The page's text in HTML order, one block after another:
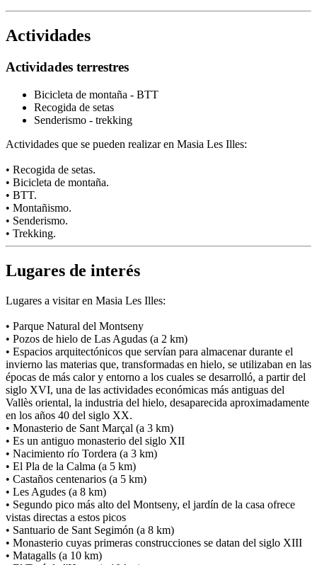
Actividades
Actividades terrestres
Bicicleta de montaña - BTT
Recogida de setas
Senderismo - trekking
Actividades que se pueden realizar en Masia Les Illes:
• Recogida de setas.
• Bicicleta de montaña.
• BTT.
• Montañismo.
• Senderismo.
• Trekking.
Lugares de interés
Lugares a visitar en Masia Les Illes:
• Parque Natural del Montseny
• Pozos de hielo de Las Agudas (a 2 km)
• Espacios arquitectónicos que servían para almacenar durante el
invierno las materias que, transformadas en hielo, se utilizaban en las
épocas de más calor y entorno a los cuales se desarrolló, a partir del
siglo XVI, una de las actividades económicas más antiguas del
Vallès oriental, la industria del hielo, desaparecida aproximadamente
en los años 40 del siglo XX.
• Monasterio de Sant Marçal (a 3 km)
• Es un antiguo monasterio del siglo XII
• Nacimiento río Tordera (a 3 km)
• El Pla de la Calma (a 5 km)
• Castaños centenarios (a 5 km)
• Les Agudes (a 8 km)
• Segundo pico más alto del Montseny, el jardín de la casa ofrece
vistas directas a estos picos
• Santuario de Sant Segimón (a 8 km)
• Monasterio cuyas primeras construcciones se datan del siglo XIII
• Matagalls (a 10 km)